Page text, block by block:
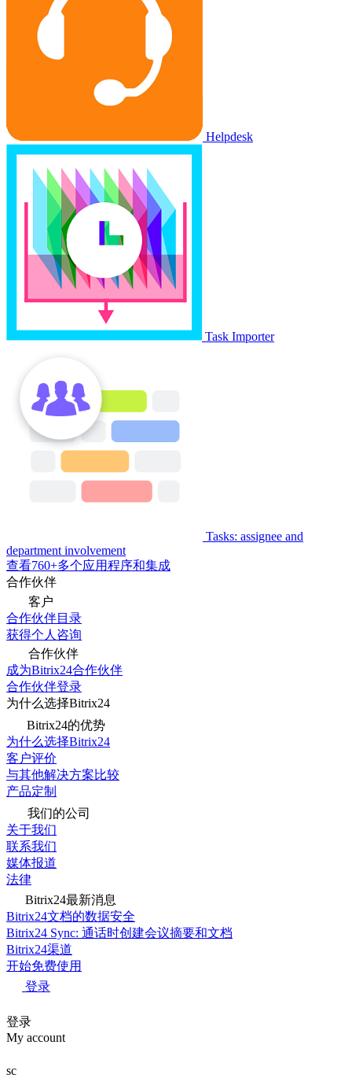
Helpdesk
Task Importer
Tasks: assignee and
department involvement
查看760+多个应用程序和集成
合作伙伴
客户
合作伙伴目录
获得个人咨询
合作伙伴
成为Bitrix24合作伙伴
合作伙伴登录
为什么选择Bitrix24
Bitrix24的优势
为什么选择Bitrix24
客户评价
与其他解决方案比较
产品定制
我们的公司
关于我们
联系我们
媒体报道
法律
Bitrix24最新消息
Bitrix24文档的数据安全
Bitrix24 Sync: 通话时创建会议摘要和文档
Bitrix24渠道
开始免费使用
登录
登录
My account
sc